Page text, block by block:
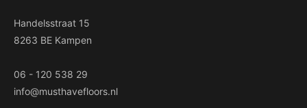
Handelsstraat 15
8263 BE Kampen
06 - 120 538 29
info@musthavefloors.nl